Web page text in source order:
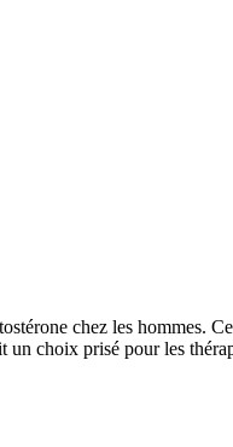
chez les hommes.
choix prisé pour les